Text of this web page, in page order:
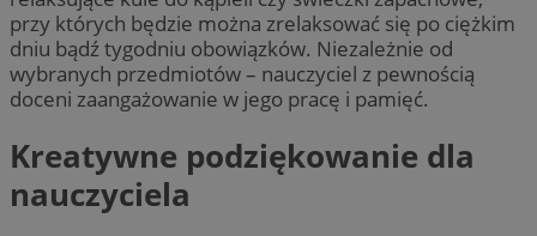
przy których będzie można zrelaksować się po ciężkim
dniu bądź tygodniu obowiązków. Niezależnie od
wybranych przedmiotów – nauczyciel z pewnością
doceni zaangażowanie w jego pracę i pamięć.
Kreatywne podziękowanie dla
nauczyciela